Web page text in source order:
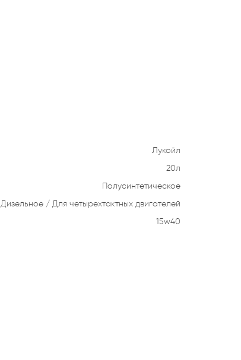
Лукойл
20л
Полусинтетическое
Дизельное
Для четырехтактных двигателей
15w40